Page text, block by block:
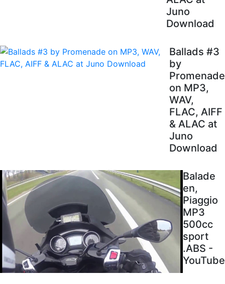
Juno
Download
Ballads #3
by
Promenade
on MP3,
WAV,
FLAC, AIFF
& ALAC at
Juno
Download
Balade
en,
Piaggio
MP3
500cc
sport
.ABS -
YouTube